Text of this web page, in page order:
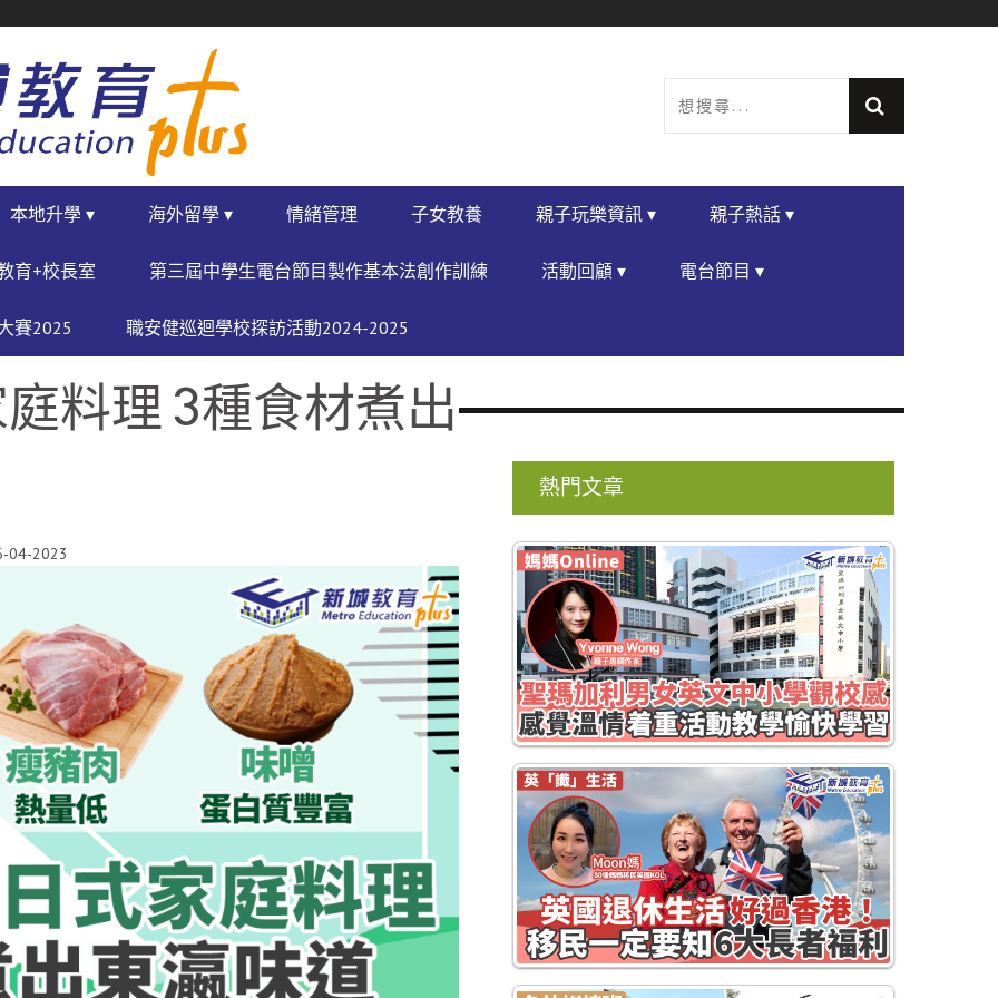
本地升學 ▾ 海外留學 ▾ 情緒管理 子女教養 親子玩樂資訊 ▾ 親子熱話 ▾
育+校長室 第三屆中學生電台節目製作基本法創作訓練 活動回顧 ▾ 電台節目 ▾
賽2025 職安健巡迴學校探訪活動2024-2025
料理 3種食材煮出
04-2023
熱門文章